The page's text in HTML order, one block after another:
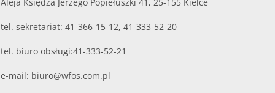
tel. sekretariat: 41-366-15-12, 41-333-52-20
tel. biuro obsługi:41-333-52-21
e-mail: biuro@wfos.com.pl